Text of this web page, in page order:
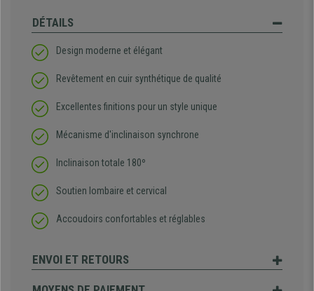
DÉTAILS
Design moderne et élégant
Revêtement en cuir synthétique de qualité
Excellentes finitions pour un style unique
Mécanisme d'inclinaison synchrone
Inclinaison totale 180º
Soutien lombaire et cervical
Accoudoirs confortables et réglables
ENVOI ET RETOURS